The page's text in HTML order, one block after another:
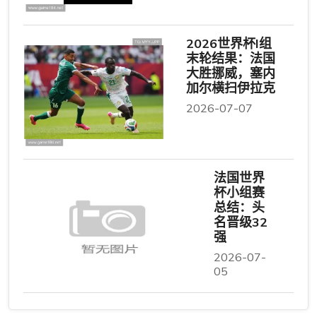
2026世界杯I组
末轮结果：法国
大胜挪威，塞内
加尔横扫伊拉克
2026-07-07
法国世界
杯小组赛
总结：头
名晋级32
强
2026-07-
05